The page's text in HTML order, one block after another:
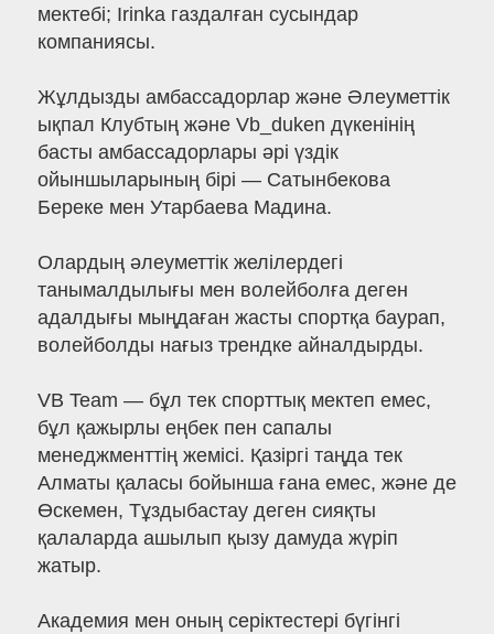
мектебі; Irinka газдалған сусындар
компаниясы.
Жұлдызды амбассадорлар және Әлеуметтік
ықпал Клубтың және Vb_duken дүкенінің
басты амбассадорлары әрі үздік
ойыншыларының бірі — Сатынбекова
Береке мен Утарбаева Мадина.
Олардың әлеуметтік желілердегі
танымалдылығы мен волейболға деген
адалдығы мыңдаған жасты спортқа баурап,
волейболды нағыз трендке айналдырды.
VB Team — бұл тек спорттық мектеп емес,
бұл қажырлы еңбек пен сапалы
менеджменттің жемісі. Қазіргі таңда тек
Алматы қаласы бойынша ғана емес, және де
Өскемен, Тұздыбастау деген сияқты
қалаларда ашылып қызу дамуда жүріп
жатыр.
Академия мен оның серіктестері бүгінгі